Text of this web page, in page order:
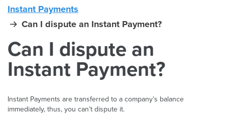
Instant Payments
Can I dispute an Instant Payment?
Can I dispute an
Instant Payment?
Instant Payments are transferred to a company’s balance
immediately, thus, you can’t dispute it.